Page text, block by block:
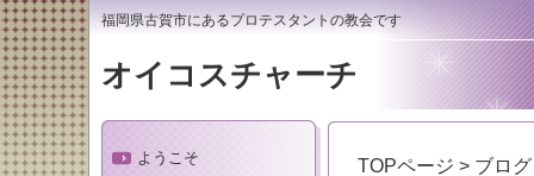
福岡県古賀市にあるプロテスタントの教会です
オイコスチャーチ
TOPページ > ブログ
ようこそ